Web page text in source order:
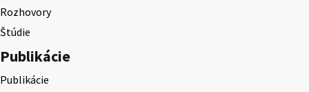
Rozhovory
Štúdie
Publikácie
Publikácie